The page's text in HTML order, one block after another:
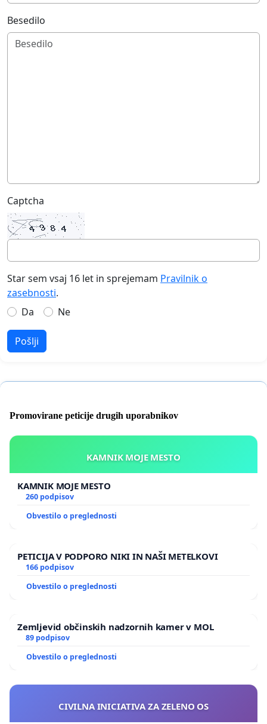
Besedilo
Captcha
Star sem vsaj 16 let in sprejemam Pravilnik o
zasebnosti.
Da
Ne
Pošlji
Promovirane peticije drugih uporabnikov
KAMNIK MOJE MESTO
KAMNIK MOJE MESTO
260 podpisov
Obvestilo o preglednosti
PETICIJA V PODPORO NIKI IN NAŠI METELKOVI
166 podpisov
Obvestilo o preglednosti
Zemljevid občinskih nadzornih kamer v MOL
89 podpisov
Obvestilo o preglednosti
CIVILNA INICIATIVA ZA ZELENO OS